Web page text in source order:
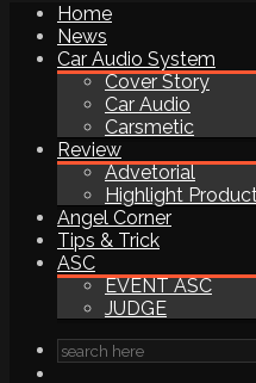
Home
News
Car Audio System
Cover Story
Car Audio
Carsmetic
Review
Advetorial
Highlight
Angel Corner
Tips & Trick
ASC
EVENT ASC
JUDGE